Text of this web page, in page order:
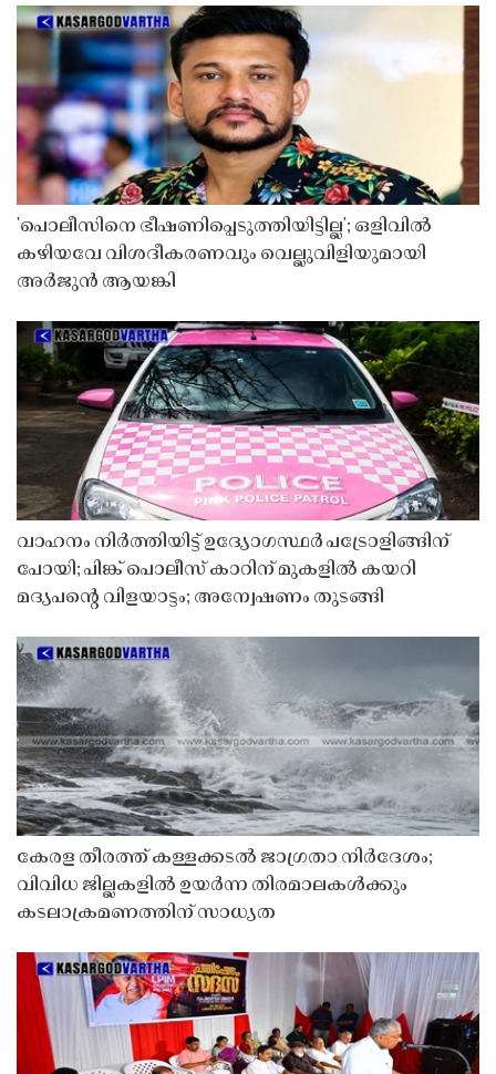
'പൊലീസിനെ ഭീഷണിപ്പെടുത്തിയിട്ടില്ല'; ഒളിവിൽ
കഴിയവേ വിശദീകരണവും വെല്ലുവിളിയുമായി
അർജുൻ ആയങ്കി
വാഹനം നിർത്തിയിട്ട് ഉദ്യോഗസ്ഥർ പട്രോളിങ്ങിന്
പോയി; പിങ്ക് പൊലീസ് കാറിന് മുകളിൽ കയറി
മദ്യപൻ്റെ വിളയാട്ടം; അന്വേഷണം തുടങ്ങി
കേരള തീരത്ത് കള്ളക്കടൽ ജാഗ്രതാ നിർദേശം;
വിവിധ ജില്ലകളിൽ ഉയർന്ന തിരമാലകൾക്കും
കടലാക്രമണത്തിന് സാധ്യത